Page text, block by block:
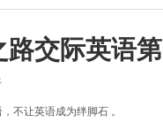
Downtown
路交际英语
不让英语成为绊脚石 。